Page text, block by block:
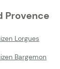
Provence
Lorgues
Bargemon